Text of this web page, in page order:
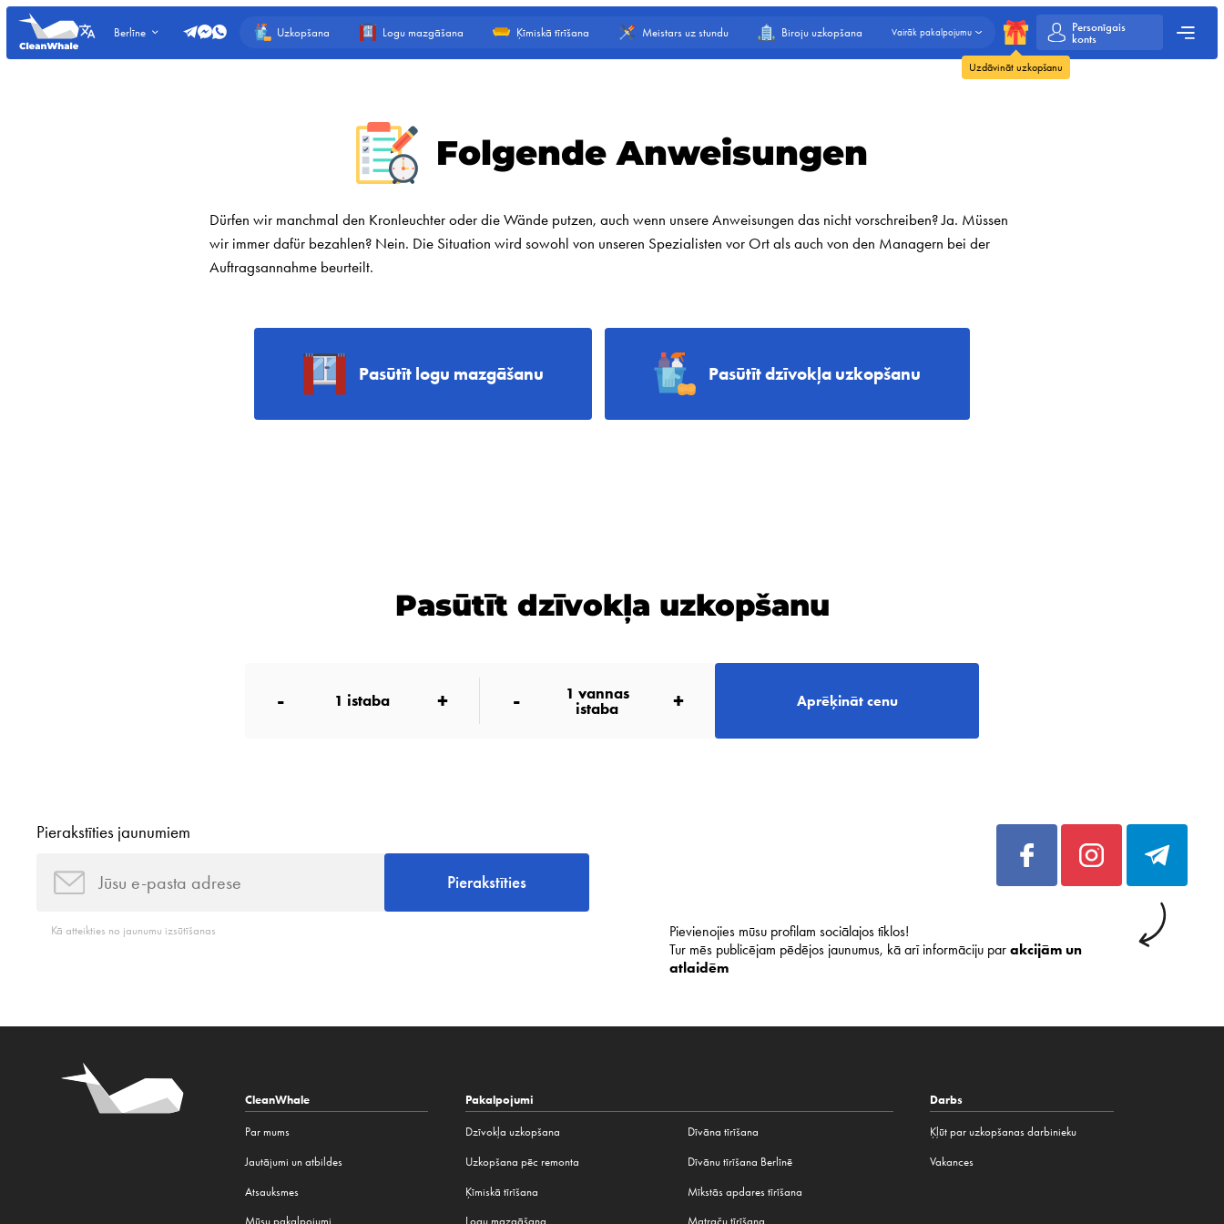
Berlīne Uzkopšana Logu mazgāšana Ķīmiskā tīrīšana Meistars uz stundu Biroju uzkopšana Vairāk pakalpojumu
Uzdāvināt uzkopšanu
Personīgais
konts
Folgende Anweisungen
Dürfen wir manchmal den Kronleuchter oder die Wände putzen, auch wenn unsere Anweisungen das nicht vorschreiben? Ja. Müssen
wir immer dafür bezahlen? Nein. Die Situation wird sowohl von unseren Spezialisten vor Ort als auch von den Managern bei der
Auftragsannahme beurteilt.
Pasūtīt logu mazgāšanu Pasūtīt dzīvokļa uzkopšanu
Pasūtīt dzīvokļa uzkopšanu
- 1 istaba + - 1 vannas
istaba + Aprēķināt cenu
Pierakstīties jaunumiem
Pierakstīties
Kā atteikties no jaunumu izsūtīšanas
Pievienojies mūsu profilam sociālajos tīklos!
Tur mēs publicējam pēdējos jaunumus, kā arī informāciju parakcijām un
atlaidēm
CleanWhale
Par mums
Jautājumi un atbildes
Atsauksmes
Mūsu pakalpojumi
Pakalpojumi
Dzīvokļa uzkopšana
Uzkopšana pēc remonta
Ķīmiskā tīrīšana
Logu mazgāšana
Dīvāna tīrīšana
Dīvānu tīrīšana Berlīnē
Mīkstās apdares tīrīšana
Matraču tīrīšana
Darbs
Ķļūt par uzkopšanas darbinieku
Vakances